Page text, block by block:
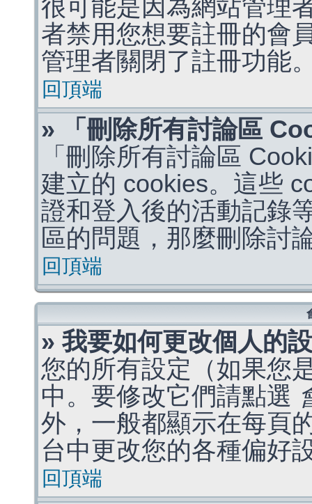
很可能是因為網站管理
者禁用您想要註冊的會
管理者關閉了註冊功能
回頂端
» 「刪除所有討論區
「刪除所有討論區
建立的 cookies。這些
證和登入後的活動記錄
區的問題，那麼刪除討
回頂端
» 我要如何更改個人的
您的所有設定（如果您
中。要修改它們請點選
外，一般都顯示在每頁
台中更改您的各種偏好
回頂端